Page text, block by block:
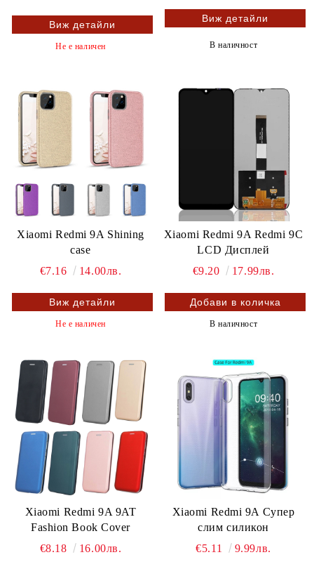
Виж детайли
Не е наличен
Виж детайли
В наличност
Xiaomi Redmi 9A Shining
case
€7.16
14.00лв.
Виж детайли
Не е наличен
Xiaomi Redmi 9A Redmi 9C
LCD Дисплей
€9.20
17.99лв.
В наличност
Xiaomi Redmi 9A 9AT
Fashion Book Cover
€8.18
16.00лв.
Xiaomi Redmi 9A Супер
слим силикон
€5.11
9.99лв.